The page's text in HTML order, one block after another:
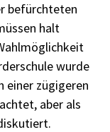
befürchteten
halt
wurde
einer zügigeren
aber als